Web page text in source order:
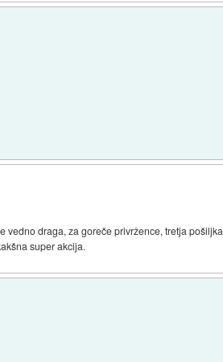
vedno draga, za goreče privržence, tretja pošiljka
super akcija.